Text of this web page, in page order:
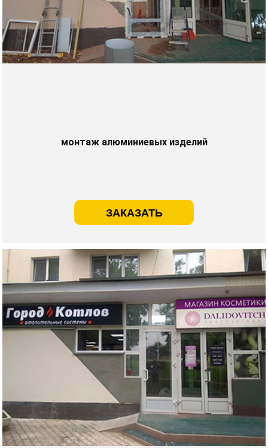
монтаж алюминиевых изделий
ЗАКАЗАТЬ